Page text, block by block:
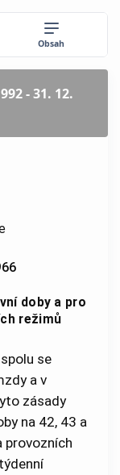
Obsah
- 31. 12.
doby a pro
režimů
se
a v
zásady
na 42, 43 a
provozních